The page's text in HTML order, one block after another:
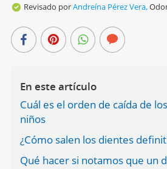
Revisado porAndreína Pérez Vera,
En este artículo
Cuál es el orden de caída de
niños
¿Cómo salen los dientes
Qué hacer si notamos que un